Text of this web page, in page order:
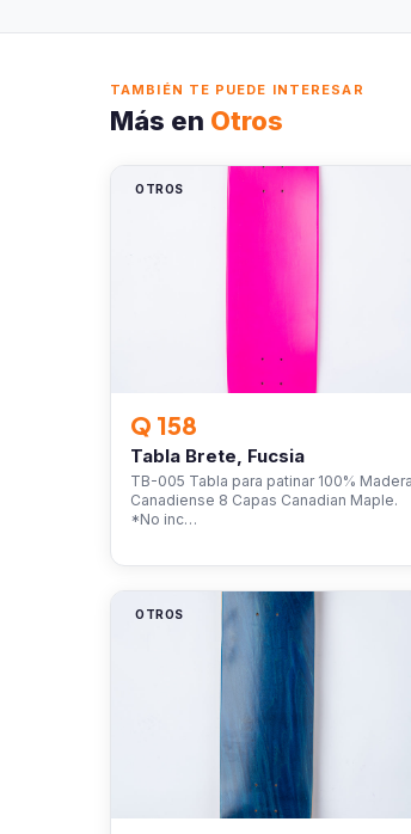
TAMBIÉN TE PUEDE INTERESAR
Más en Otros
OTROS
Q 158
Tabla Brete, Fucsia
TB-005 Tabla para patinar 100% Madera
Canadiense 8 Capas Canadian Maple.
*No inc…
OTROS